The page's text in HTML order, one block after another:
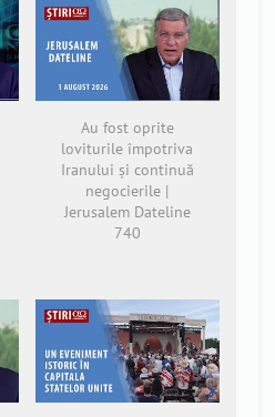
Au fost oprite
loviturile împotriva
Iranului și continuă
negocierile |
Jerusalem Dateline
740